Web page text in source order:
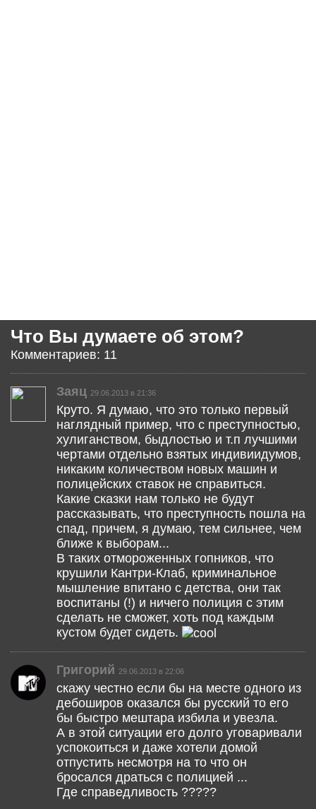
Что Вы думаете об этом?
Комментариев: 11
Заяц 29.06.2013 в 21:36
Круто. Я думаю, что это только первый
наглядный пример, что с преступностью,
хулиганством, быдлостью и т.п лучшими
чертами отдельно взятых индивиидумов,
никаким количеством новых машин и
полицейских ставок не справиться.
Какие сказки нам только не будут
рассказывать, что преступность пошла на
спад, причем, я думаю, тем сильнее, чем
ближе к выборам...
В таких отмороженных гопников, что
крушили Кантри-Клаб, криминальное
мышление впитано с детства, они так
воспитаны (!) и ничего полиция с этим
сделать не сможет, хоть под каждым
кустом будет сидеть.
Григорий 29.06.2013 в 22:06
скажу честно если бы на месте одного из
дебоширов оказался бы русский то его
бы быстро мештара избила и увезла.
А в этой ситуации его долго уговаривали
успокоиться и даже хотели домой
отпустить несмотря на то что он
бросался драться с полицией ...
Где справедливость ?????